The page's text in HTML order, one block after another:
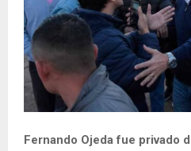
Fernando Ojeda fue privado